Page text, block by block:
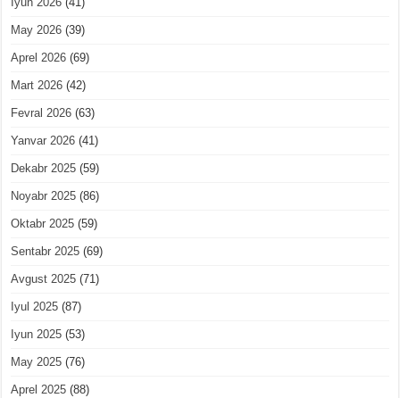
May 2026 (39)
Aprel 2026 (69)
Mart 2026 (42)
Fevral 2026 (63)
Yanvar 2026 (41)
Dekabr 2025 (59)
Noyabr 2025 (86)
Oktabr 2025 (59)
Sentabr 2025 (69)
Avgust 2025 (71)
Iyul 2025 (87)
Iyun 2025 (53)
May 2025 (76)
Aprel 2025 (88)